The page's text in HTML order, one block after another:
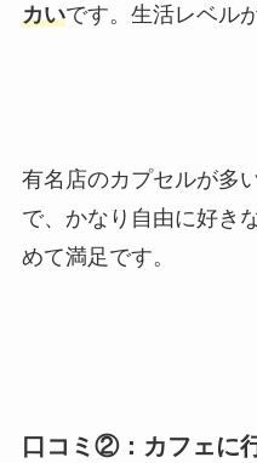
カいです。生活レベル
有名店のカプセルが多
で、かなり自由に好き
めて満足です。
口コミ②：カフェに